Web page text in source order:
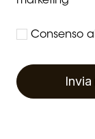
Consenso